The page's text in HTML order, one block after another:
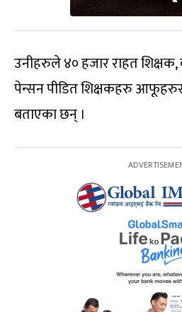
उनीहरुले ४० हजार राहत
पेन्सन पीडित शिक्षकहरु
बताएका छन् ।